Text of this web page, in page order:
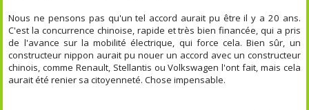
Nous ne pensons pas qu'un tel accord aurait pu être il y a 20 ans.
C'est la concurrence chinoise, rapide et très bien financée, qui a pris
de l'avance sur la mobilité électrique, qui force cela. Bien sûr, un
constructeur nippon aurait pu nouer un accord avec un constructeur
chinois, comme Renault, Stellantis ou Volkswagen l'ont fait, mais cela
aurait été renier sa citoyenneté. Chose impensable.